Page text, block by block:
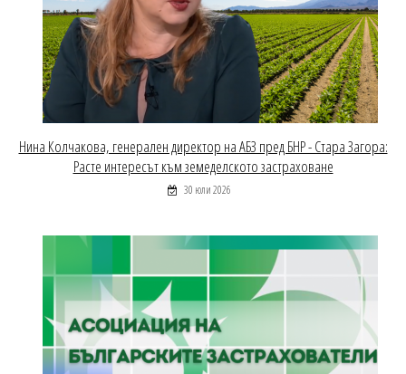
Нина Колчакова, генерален директор на АБЗ пред БНР - Стара Загора:
Расте интересът към земеделското застраховане
30 юли 2026